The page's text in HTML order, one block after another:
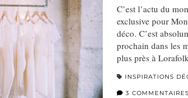
C’est l’actu du
exclusive pour
déco. C’est
prochain dans les
plus près à
INSPIRATIONS
3 COMMENTAIRES